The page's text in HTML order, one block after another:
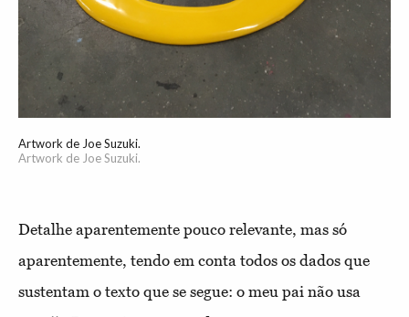
Artwork de Joe Suzuki.
Artwork de Joe Suzuki.
Detalhe aparentemente pouco relevante, mas só
aparentemente, tendo em conta todos os dados que
sustentam o texto que se segue: o meu pai não usa